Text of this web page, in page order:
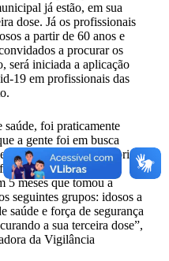
já estão, em sua
dose. Já os profissionais
a partir de 60 anos e
a procurar os
será iniciada a aplicação
19 em profissionais das
saúde, foi praticamente
a gente foi em busca
trabalho. Agora, vai abrir
de segurança e
5 meses que tomou a
seguintes grupos: idosos a
saúde e força de segurança
a sua terceira dose”,
da Vigilância